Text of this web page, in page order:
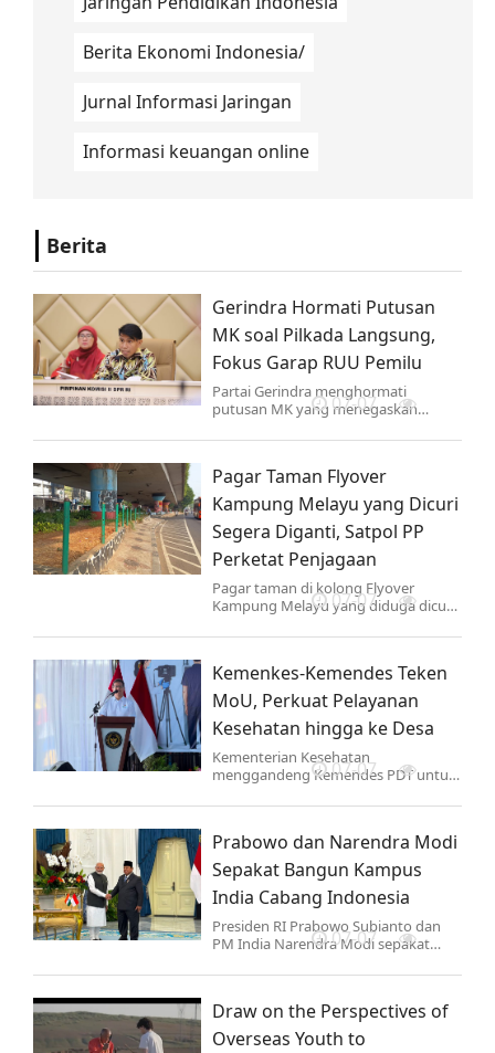
Berita Ekonomi Indonesia/
Jurnal Informasi Jaringan
Informasi keuangan online
Berita
Gerindra Hormati Putusan
MK soal Pilkada Langsung,
Fokus Garap RUU Pemilu
Partai Gerindra menghormati
putusan MK yang menegaskan
dilakukan secara langsung oleh
07-07
Pagar Taman Flyover
Kampung Melayu yang Dicuri
Segera Diganti, Satpol PP
Perketat Penjagaan
Pagar taman di kolong Flyover
Kampung Melayu yang diduga dicuri
kasus tersebut.
07-07
Kemenkes-Kemendes Teken
MoU, Perkuat Pelayanan
Kesehatan hingga ke Desa
Kementerian Kesehatan
menggandeng Kemendes PDT untuk
primer hingga ke desa dan daerah
07-07
Prabowo dan Narendra Modi
Sepakat Bangun Kampus
India Cabang Indonesia
Presiden RI Prabowo Subianto dan
PM India Narendra Modi sepakat
manajemen dan teknologi India
07-07
Draw on the Perspectives of
Overseas Youth to